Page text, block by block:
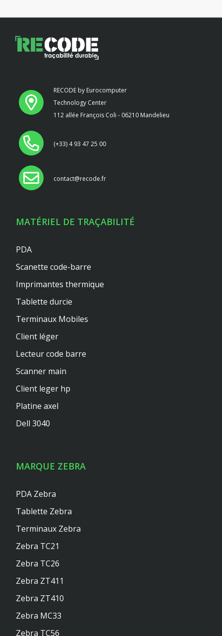
RECODE by Eurocomputer
Technology Center
112 allée François Coli - 06210 Mandelieu
(+33) 4 93 47 25 00
contact@recode.fr
MATÉRIEL DE TRAÇABILITÉ
PDA
Scanette code-barre
Imprimantes thermique
Tablette durcie
Terminaux Mobiles
Client léger
Lecteur code barre
Scanner main
Client leger hp
Platine axel
Dell 3040
MARQUE ZEBRA
PDA Zebra
Tablette Zebra
Terminaux Zebra
Zebra TC21
Zebra TC26
Zebra ZT411
Zebra ZT410
Zebra MC33
Zebra TC56